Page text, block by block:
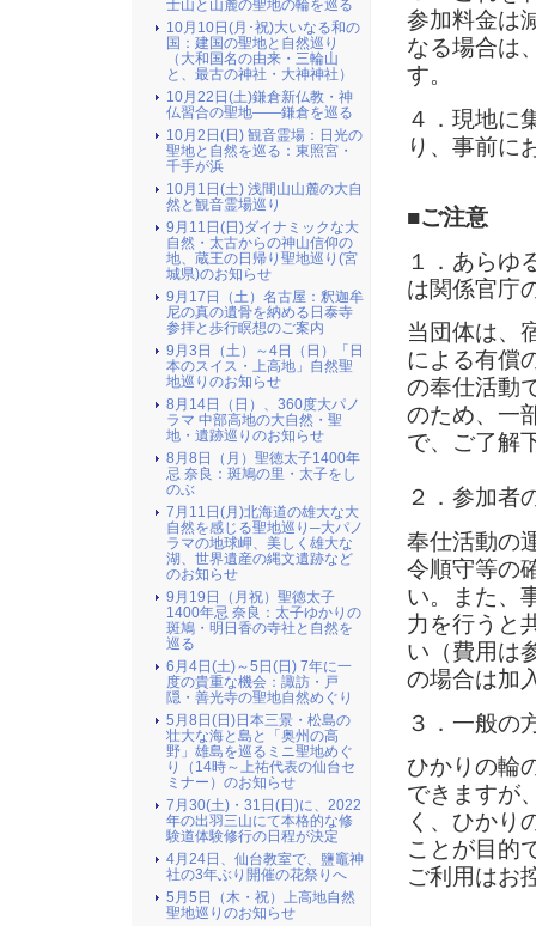
参加料金は
なる場合は
す。
４．現地に
り、事前に
■ご注意
１．あらゆ
は関係官庁
当団体は、
による有償
の奉仕活動
のため、一
で、ご了解
２．参加者
奉仕活動の
令順守等の
い。また、
力を行うと
い（費用は
の場合は加
３．一般の
ひかりの輪
できますが
く、ひかり
ことが目的
ご利用はお
士山と山麓の聖地の輪を巡る
10月10日(月･祝)大いなる和の
国：建国の聖地と自然巡り
（大和国名の由来・三輪山
と、最古の神社・大神神社）
10月22日(土)鎌倉新仏教・神
仏習合の聖地――鎌倉を巡る
10月2日(日) 観音霊場：日光の
聖地と自然を巡る：東照宮・
千手が浜
10月1日(土) 浅間山山麓の大自
然と観音霊場巡り
9月11日(日)ダイナミックな大
自然・太古からの神山信仰の
地、蔵王の日帰り聖地巡り(宮
城県)のお知らせ
9月17日（土）名古屋：釈迦牟
尼の真の遺骨を納める日泰寺
参拝と歩行瞑想のご案内
9月3日（土）～4日（日）「日
本のスイス・上高地」自然聖
地巡りのお知らせ
8月14日（日）、360度大パノ
ラマ 中部高地の大自然・聖
地・遺跡巡りのお知らせ
8月8日（月）聖徳太子1400年
忌 奈良：斑鳩の里・太子をし
のぶ
7月11日(月)北海道の雄大な大
自然を感じる聖地巡り─大パノ
ラマの地球岬、美しく雄大な
湖、世界遺産の縄文遺跡など
のお知らせ
9月19日（月祝）聖徳太子
1400年忌 奈良：太子ゆかりの
斑鳩・明日香の寺社と自然を
巡る
6月4日(土)～5日(日) 7年に一
度の貴重な機会：諏訪・戸
隠・善光寺の聖地自然めぐり
5月8日(日)日本三景・松島の
壮大な海と島と「奥州の高
野」雄島を巡るミニ聖地めぐ
り（14時～上祐代表の仙台セ
ミナー）のお知らせ
7月30(土)・31日(日)に、2022
年の出羽三山にて本格的な修
験道体験修行の日程が決定
4月24日、仙台教室で、鹽竈神
社の3年ぶり開催の花祭りへ
5月5日（木・祝）上高地自然
聖地巡りのお知らせ